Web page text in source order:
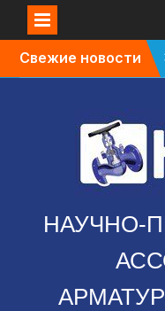
Свежие новости
НАУЧНО-